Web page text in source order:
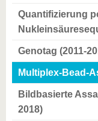
Quantifizierung
Genotag (2011-
Multiplex-Bead-
Bildbasierte
2018)